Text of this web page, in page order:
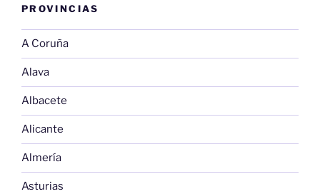
PROVINCIAS
A Coruña
Alava
Albacete
Alicante
Almería
Asturias